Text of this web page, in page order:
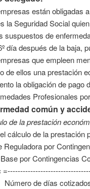
están obligadas
la Seguridad Social
suspuestos de
día después de la baja,
que empleen
de ellos una prestación
la obligación de pago
Profesionales
común y
de la prestación
cálculo de la prestación
Reguladora por
por Contingencias
de días cotizados